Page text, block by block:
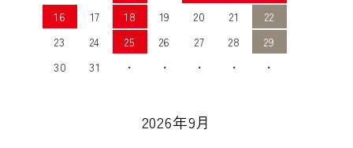
16
17 18 19 20 21
22
23
24 25 26 27 28
29
30
31 ・ ・ ・ ・ ・
2026年9月